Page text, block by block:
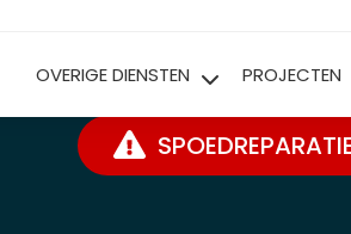
OVERIGE DIENSTEN PROJECTEN